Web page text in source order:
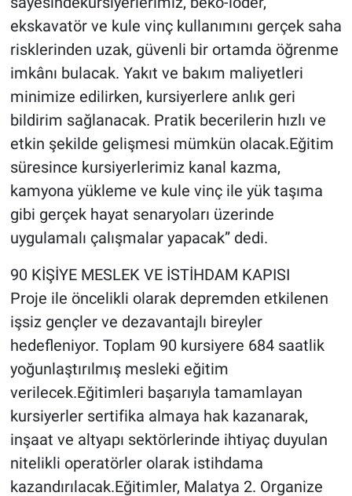
ekskavatör ve kule vinç kullanımını gerçek saha
risklerinden uzak, güvenli bir ortamda öğrenme
imkânı bulacak. Yakıt ve bakım maliyetleri
minimize edilirken, kursiyerlere anlık geri
bildirim sağlanacak. Pratik becerilerin hızlı ve
etkin şekilde gelişmesi mümkün olacak.Eğitim
süresince kursiyerlerimiz kanal kazma,
kamyona yükleme ve kule vinç ile yük taşıma
gibi gerçek hayat senaryoları üzerinde
uygulamalı çalışmalar yapacak” dedi.
90 KİŞİYE MESLEK VE İSTİHDAM KAPISI
Proje ile öncelikli olarak depremden etkilenen
işsiz gençler ve dezavantajlı bireyler
hedefleniyor. Toplam 90 kursiyere 684 saatlik
yoğunlaştırılmış mesleki eğitim
verilecek.Eğitimleri başarıyla tamamlayan
kursiyerler sertifika almaya hak kazanarak,
inşaat ve altyapı sektörlerinde ihtiyaç duyulan
nitelikli operatörler olarak istihdama
kazandırılacak.Eğitimler, Malatya 2. Organize